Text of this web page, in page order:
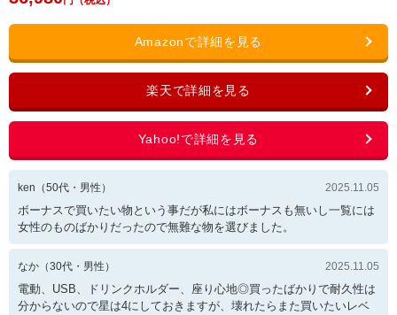
ken （50代・ 男性 ） 2025.11.05
ボーナスで買いたい物という事だが私にはボーナスも無いし一覧には
女性のものばかりだったので無難な物を選びました。
なか （30代・ 男性 ） 2025.11.05
電動、USB、ドリンクホルダー、座り心地◎買ったばかりで耐久性は
分からないので星は4にしておきますが、壊れたらまた買いたいレベ